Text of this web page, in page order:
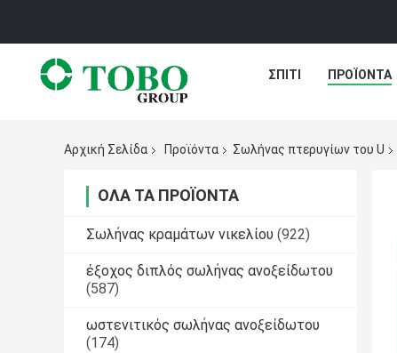
ΣΠΊΤΙ ΠΡΟΪΌΝΤΑ
Αρχική Σελίδα Προϊόντα Σωλήνας πτερυγίων του U
ΌΛΑ ΤΑ ΠΡΟΪΌΝΤΑ
Σωλήνας κραμάτων νικελίου (922)
έξοχος διπλός σωλήνας ανοξείδωτου
(587)
ωστενιτικός σωλήνας ανοξείδωτου
(174)